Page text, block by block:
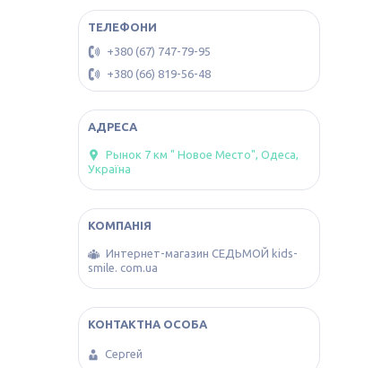
+380 (67) 747-79-95
+380 (66) 819-56-48
Рынок 7 км " Новое Место", Одеса,
Україна
Интернет-магазин СЕДЬМОЙ kids-
smile. com.ua
Сергей